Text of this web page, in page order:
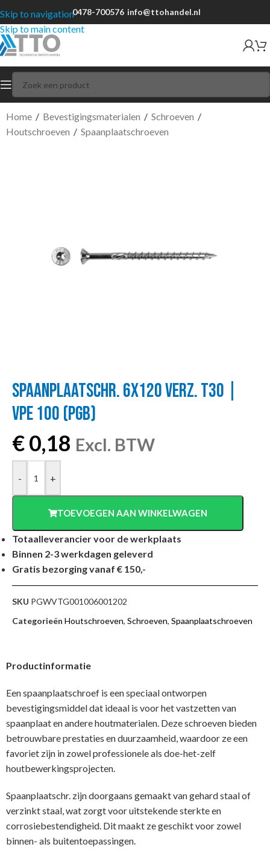
Skip to navigation
Skip to main content
0478-700576 info@ttohandel.nl
Home / Bevestigingsmaterialen / Schroeven /
Houtschroeven / Spaanplaatschroeven
SPAANPLAATSCHR. 6X120 VERZ. T30 |
VPE 100 (PGB)
€0,18 Excl. BTW
- +
TOEVOEGEN AAN WINKELWAGEN
Totaalleverancier voor de werkplaats
Binnen 2-3 werkdagen geleverd
Gratis bezorging vanaf € 150,-
SKU PGWVTG001006001202
Categorieën Houtschroeven, Schroeven, Spaanplaatschroeven
Productinformatie
Een spaanplaatschroef is een speciaal ontworpen
bevestigingsmiddel dat ideaal is voor het vastzetten van
spaanplaat en andere houtmaterialen. Deze schroeven bieden
betrouwbare prestaties en duurzaamheid, waardoor ze een
favoriet zijn in zowel professionele als doe-het-zelf
houtbewerkingsprojecten.
Spaanplaatschr. zijn doorgaans gemaakt van gehard staal of
verzinkt staal, wat zorgt voor uitstekende sterkte en
corrosiebestendigheid. Dit maakt ze geschikt voor zowel
binnen- als buitentoepassingen.